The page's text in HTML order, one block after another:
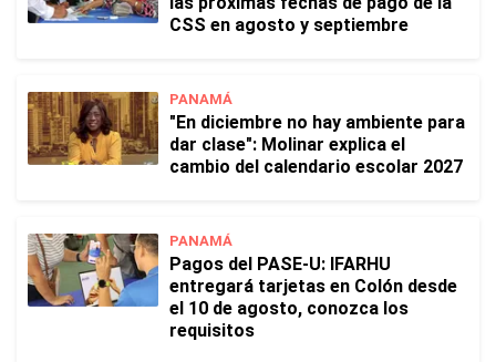
CSS en agosto y septiembre
PANAMÁ
"En diciembre no hay ambiente para
dar clase": Molinar explica el
cambio del calendario escolar 2027
PANAMÁ
Pagos del PASE-U: IFARHU
entregará tarjetas en Colón desde
el 10 de agosto, conozca los
requisitos